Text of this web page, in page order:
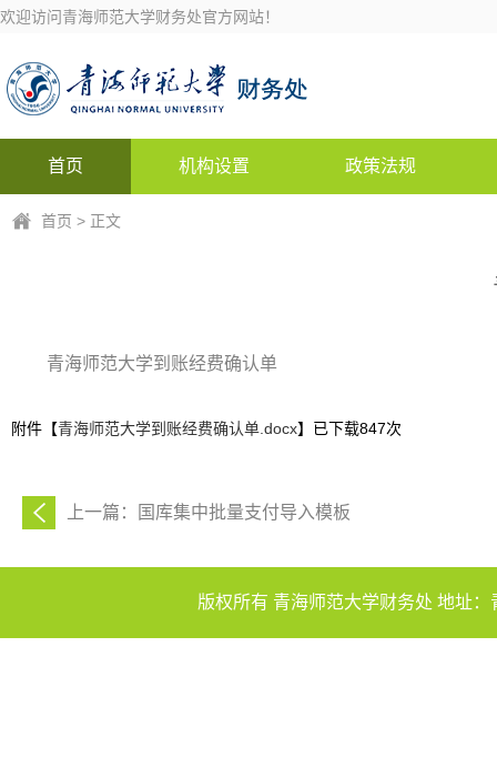
欢迎访问青海师范大学财务处官方网站！
首页 机构设置 政策法规
首页 > 正文
青海师范大学到账经费确认单
附件【青海师范大学到账经费确认单.docx】已下载847次
上一篇：国库集中批量支付导入模板
版权所有 青海师范大学财务处 地址